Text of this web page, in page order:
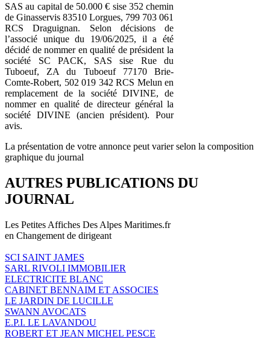
SAS au capital de 50.000 € sise 352 chemin
de Ginasservis 83510 Lorgues, 799 703 061
RCS Draguignan. Selon décisions de
l’associé unique du 19/06/2025, il a été
décidé de nommer en qualité de président la
société SC PACK, SAS sise Rue du
Tuboeuf, ZA du Tuboeuf 77170 Brie-
Comte-Robert, 502 019 342 RCS Melun en
remplacement de la société DIVINE, de
nommer en qualité de directeur général la
société DIVINE (ancien président). Pour
avis.
La présentation de votre annonce peut varier selon la composition
graphique du journal
AUTRES PUBLICATIONS DU
JOURNAL
Les Petites Affiches Des Alpes Maritimes.fr
en Changement de dirigeant
SCI SAINT JAMES
SARL RIVOLI IMMOBILIER
ELECTRICITE BLANC
CABINET BENNAIM ET ASSOCIES
LE JARDIN DE LUCILLE
SWANN AVOCATS
E.P.I. LE LAVANDOU
ROBERT ET JEAN MICHEL PESCE